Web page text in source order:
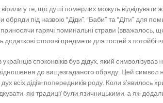
у те, що душі померлих можуть відвідувати
під назвою “Діди”, “Баби” та “Діти” для
гарячі поминальні страви (вважалось,
додаткові столові предмети для гостей з
споконвіків був дідух, який
до вищезгаданого обряду. Цей символ
всіх дідів-попередників роду. Коли з’явилось
які традиції були язичницькими, а які